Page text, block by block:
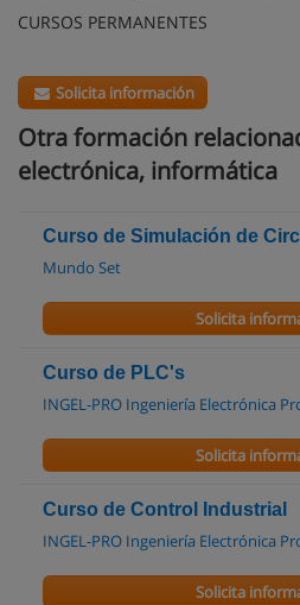
CURSOS PERMANENTES
Solicita información
Otra formación
electrónica, informática
Curso de Simulación de
Mundo Set
Solicita
Curso de PLC's
INGEL-PRO Ingeniería Electrónica
Solicita
Curso de Control Industrial
INGEL-PRO Ingeniería Electrónica
Solicita